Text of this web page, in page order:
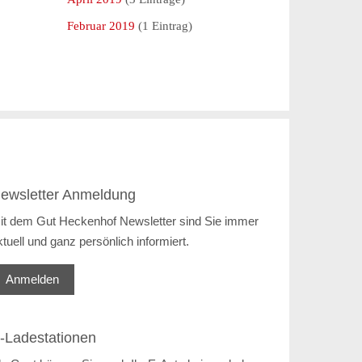
Februar 2019 (1 Eintrag)
Anmeldung
dem Gut Heckenhof Newsletter sind Sie immer
und ganz persönlich informiert.
Anmelden
Ladestationen